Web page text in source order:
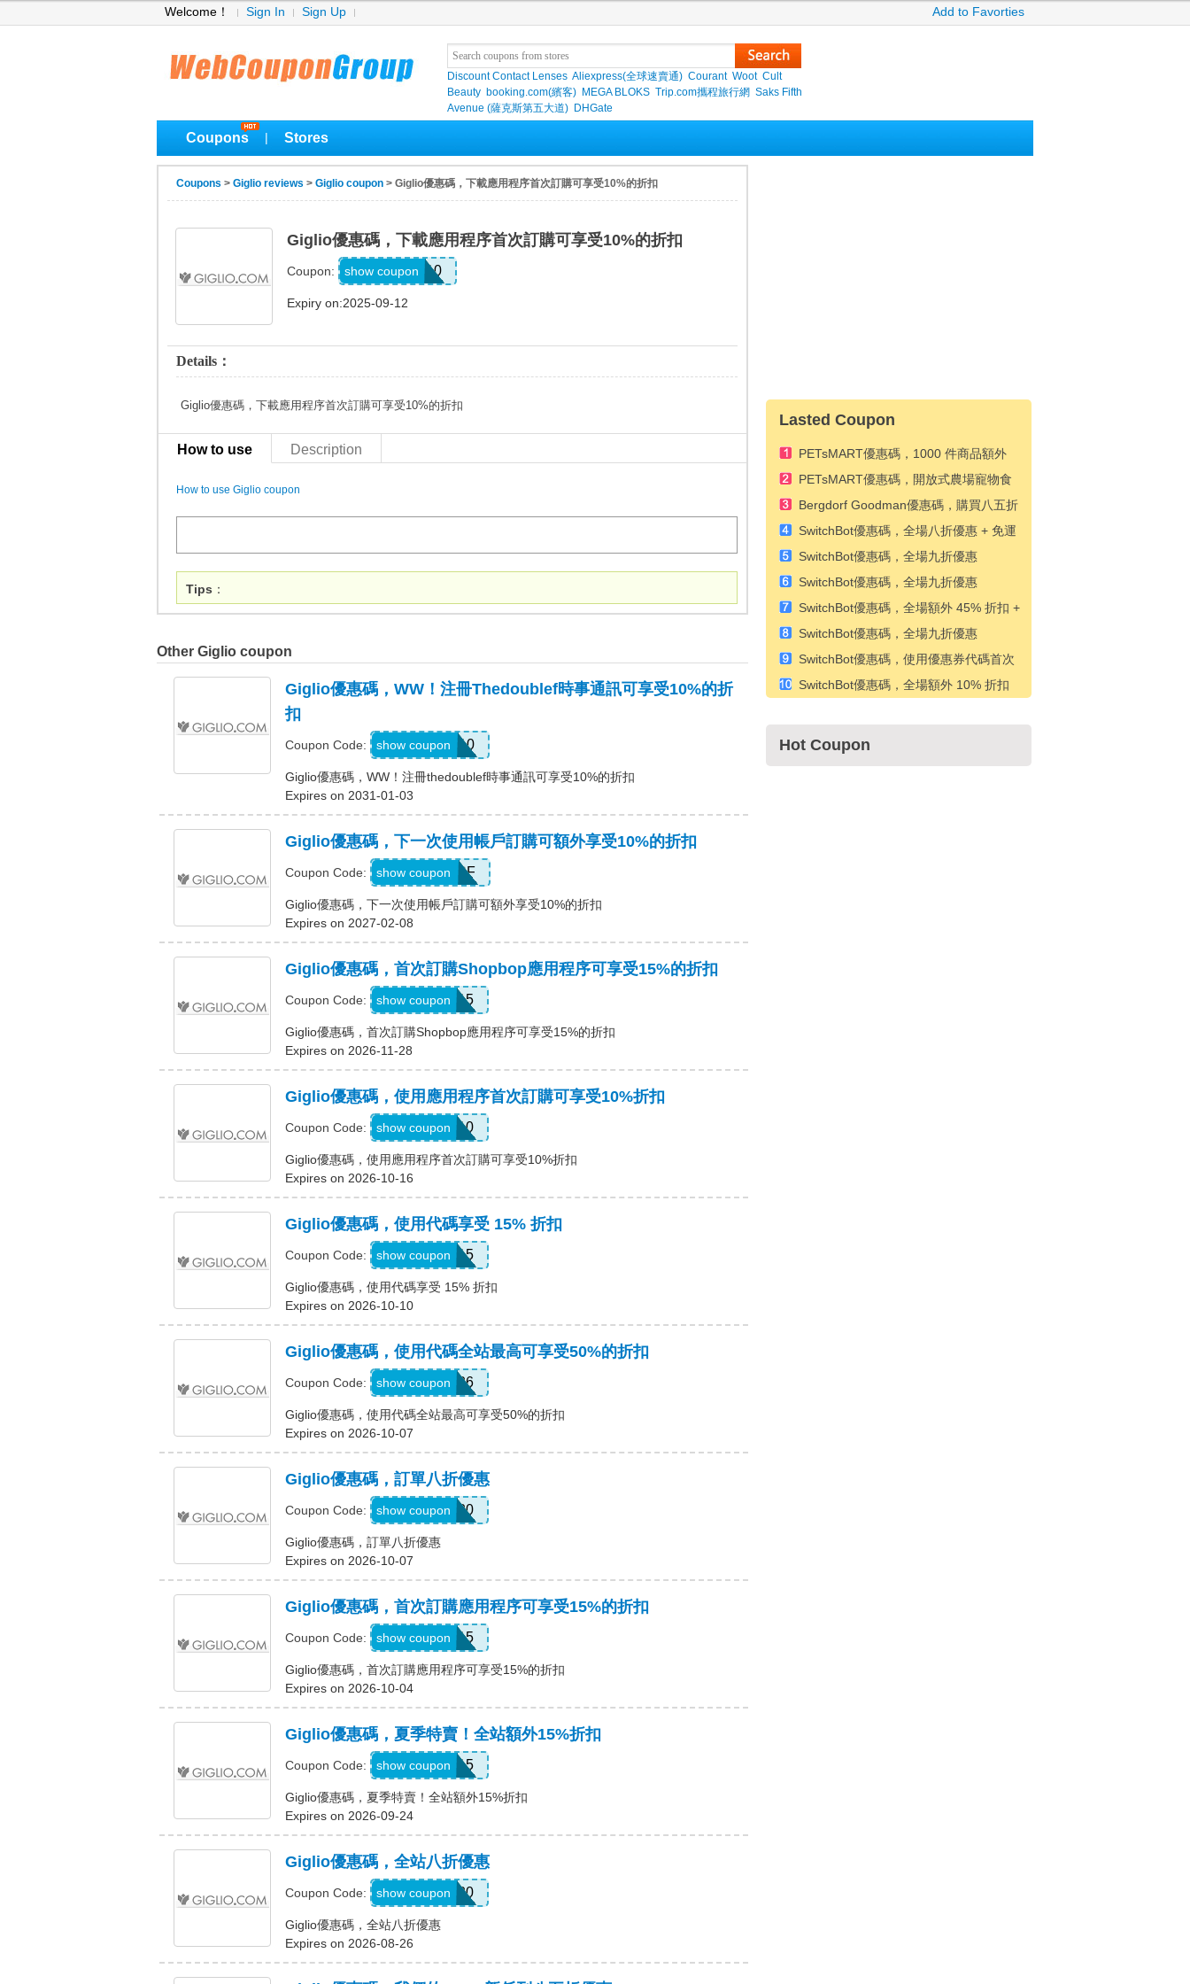
Welcome！ Sign In Sign Up Add to Favorties
Discount Contact Lenses Aliexpress(全球速賣通) Courant Woot Cult
Beauty booking.com(繽客) MEGA BLOKS Trip.com攜程旅行網 Saks Fifth
Avenue (薩克斯第五大道) DHGate
Coupons Stores
Coupons > Giglio reviews > Giglio coupon > Giglio優惠碼，下載應用程序首次訂購可享受10%的折扣
Giglio優惠碼，下載應用程序首次訂購可享受10%的折扣
Coupon: FIRST10
show coupon
Expiry on:2025-09-12
Details：
Giglio優惠碼，下載應用程序首次訂購可享受10%的折扣
How to use Description
How to use Giglio coupon
Tips ：
Other Giglio coupon
Giglio優惠碼，WW！注冊thedoublef時事通訊可享受10%的折
扣
Coupon Code: WELCOME10
show coupon
Giglio優惠碼，WW！注冊thedoublef時事通訊可享受10%的折扣
Expires on 2031-01-03
Giglio優惠碼，下一次使用帳戶訂購可額外享受10%的折扣
Coupon Code: ACCOUNTSF
show coupon
Giglio優惠碼，下一次使用帳戶訂購可額外享受10%的折扣
Expires on 2027-02-08
Giglio優惠碼，首次訂購Shopbop應用程序可享受15%的折扣
Coupon Code: APP15
show coupon
Giglio優惠碼，首次訂購Shopbop應用程序可享受15%的折扣
Expires on 2026-11-28
Giglio優惠碼，使用應用程序首次訂購可享受10%折扣
Coupon Code: APP10
show coupon
Giglio優惠碼，使用應用程序首次訂購可享受10%折扣
Expires on 2026-10-16
Giglio優惠碼，使用代碼享受 15% 折扣
Coupon Code: SUMMER15
show coupon
Giglio優惠碼，使用代碼享受 15% 折扣
Expires on 2026-10-10
Giglio優惠碼，使用代碼全站最高可享受50%的折扣
Coupon Code: SUM26
show coupon
Giglio優惠碼，使用代碼全站最高可享受50%的折扣
Expires on 2026-10-07
Giglio優惠碼，訂單八折優惠
Coupon Code: CALL20
show coupon
Giglio優惠碼，訂單八折優惠
Expires on 2026-10-07
Giglio優惠碼，首次訂購應用程序可享受15%的折扣
Coupon Code: APP15
show coupon
Giglio優惠碼，首次訂購應用程序可享受15%的折扣
Expires on 2026-10-04
Giglio優惠碼，夏季特賣！全站額外15%折扣
Coupon Code: SUMMER15
show coupon
Giglio優惠碼，夏季特賣！全站額外15%折扣
Expires on 2026-09-24
Giglio優惠碼，全站八折優惠
Coupon Code: CALL20
show coupon
Giglio優惠碼，全站八折優惠
Expires on 2026-08-26
Lasted Coupon
PETsMART優惠碼，1000 件商品額外
20% 折扣
PETsMART優惠碼，開放式農場寵物食
品八折優惠
Bergdorf Goodman優惠碼，購買八五折
優惠
SwitchBot優惠碼，全場八折優惠 + 免運
費
SwitchBot優惠碼，全場九折優惠
SwitchBot優惠碼，全場九折優惠
SwitchBot優惠碼，全場額外 45% 折扣 +
免費送貨
SwitchBot優惠碼，全場九折優惠
SwitchBot優惠碼，使用優惠券代碼首次
訂購可享受 5% 折扣
SwitchBot優惠碼，全場額外 10% 折扣
Hot Coupon